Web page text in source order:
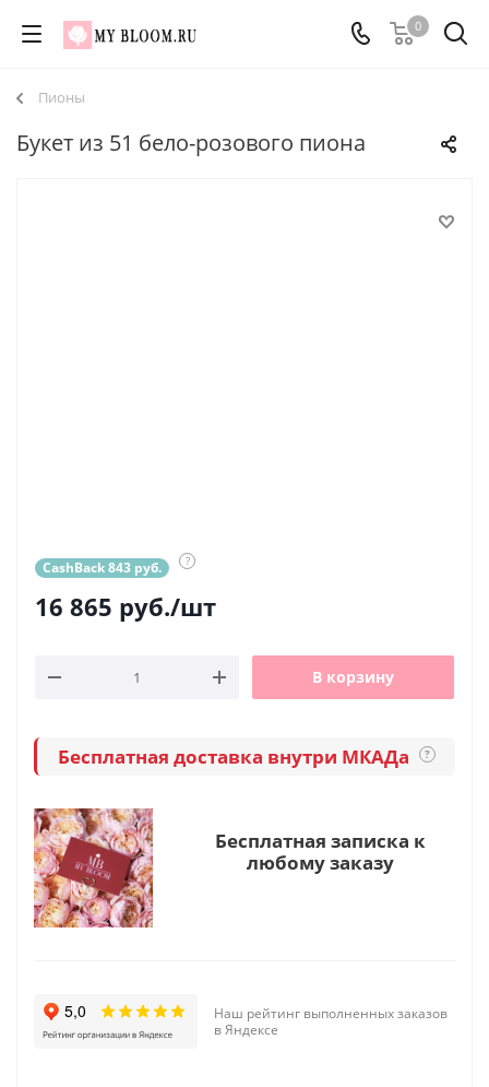
0
Пионы
Букет из 51 бело-розового пиона
CashBack 843 руб. ?
16 865 руб./шт
В корзину
Бесплатная доставка внутри МКАДа ?
Бесплатная записка к
любому заказу
Наш рейтинг выполненных заказов
в Яндексе